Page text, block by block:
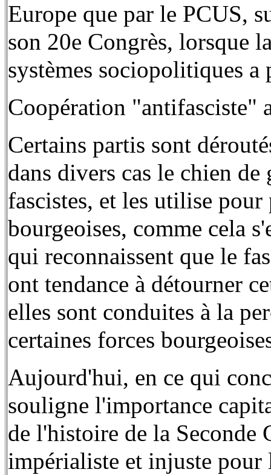
Europe que par le PCUS,
son 20e Congrès, lorsque
systèmes sociopolitiques a
Coopération "antifasciste"
Certains partis sont
dans divers cas le chien
fascistes, et les utilise
bourgeoises, comme cela
qui reconnaissent que le
ont tendance à détourner
elles sont conduites à la
certaines forces
Aujourd'hui, en ce qui
souligne l'importance
de l'histoire de la Seconde
impérialiste et injuste pour